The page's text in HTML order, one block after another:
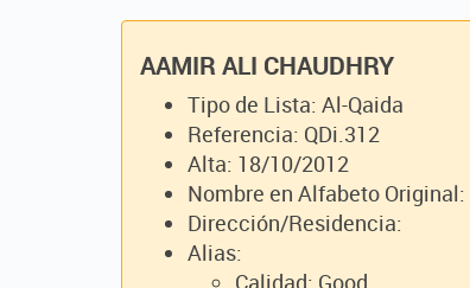
AAMIR ALI CHAUDHRY
Tipo de Lista: Al-Qaida
Referencia: QDi.312
Alta: 18/10/2012
Dirección/Residencia:
Alias:
Calidad: Good